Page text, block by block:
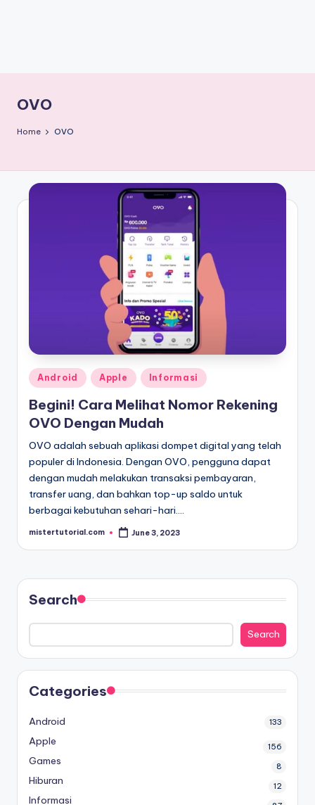
OVO
Home OVO
Posted
in
Android Apple Informasi
Begini! Cara Melihat Nomor Rekening
OVO Dengan Mudah
OVO adalah sebuah aplikasi dompet digital yang telah
populer di Indonesia. Dengan OVO, pengguna dapat
dengan mudah melakukan transaksi pembayaran,
transfer uang, dan bahkan top-up saldo untuk
berbagai kebutuhan sehari-hari.…
Posted
mistertutorial.com June 3, 2023
Search
Search
Categories
Android 133
Apple 156
Games 8
Hiburan 12
Informasi